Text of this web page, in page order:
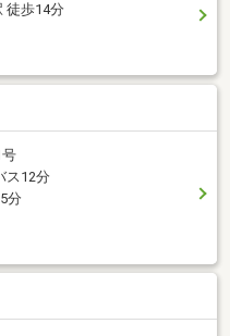
徒歩14分
ス12分
分